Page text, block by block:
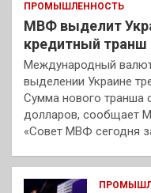
ПРОМЫШЛЕННОСТЬ
МВФ выделит
кредитный транш
Международный
выделении Украине
Сумма нового транша
долларов, сообщает
«Совет МВФ сегодня